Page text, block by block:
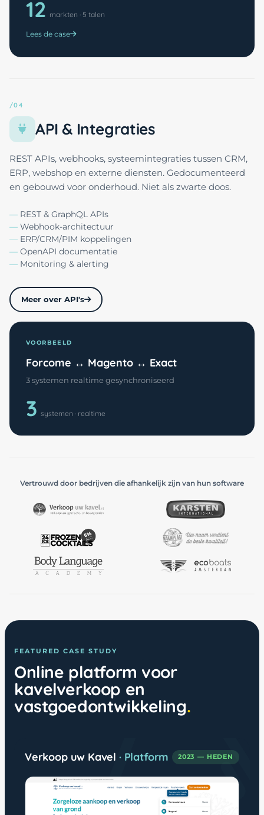
12 markten · 5 talen
Lees de case
/04
API & Integraties
REST APIs, webhooks, systeemintegraties tussen CRM,
ERP, webshop en externe diensten. Gedocumenteerd
en gebouwd voor onderhoud. Niet als zwarte doos.
REST & GraphQL APIs
Webhook-architectuur
ERP/CRM/PIM koppelingen
OpenAPI documentatie
Monitoring & alerting
Meer over API's
VOORBEELD
Forcome ↔ Magento ↔ Exact
3 systemen realtime gesynchroniseerd
3 systemen · realtime
Vertrouwd door bedrijven die afhankelijk zijn van hun software
FEATURED CASE STUDY
Online platform voor
kavelverkoop en
vastgoedontwikkeling
Verkoop uw Kavel · Platform 2023 — HEDEN